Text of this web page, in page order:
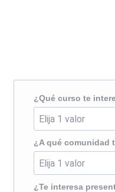
¿Qué curso te
¿A qué comunidad
¿Te interesa